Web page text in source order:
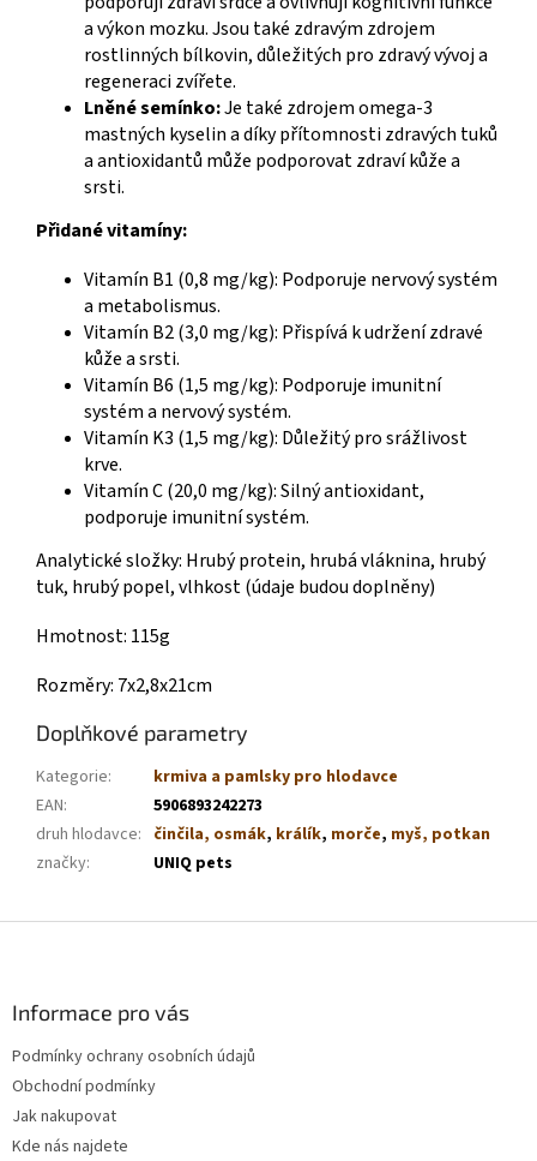
a výkon mozku. Jsou také zdravým zdrojem
rostlinných bílkovin, důležitých pro zdravý vývoj a
regeneraci zvířete.
Lněné semínko:Je také zdrojem omega-3
mastných kyselin a díky přítomnosti zdravých tuků
a antioxidantů může podporovat zdraví kůže a
srsti.
Přidané vitamíny:
Vitamín B1 (0,8 mg/kg): Podporuje nervový systém
a metabolismus.
Vitamín B2 (3,0 mg/kg): Přispívá k udržení zdravé
kůže a srsti.
Vitamín B6 (1,5 mg/kg): Podporuje imunitní
systém a nervový systém.
Vitamín K3 (1,5 mg/kg): Důležitý pro srážlivost
krve.
Vitamín C (20,0 mg/kg): Silný antioxidant,
podporuje imunitní systém.
Analytické složky: Hrubý protein, hrubá vláknina, hrubý
tuk, hrubý popel, vlhkost (údaje budou doplněny)
Hmotnost: 115g
Rozměry: 7x2,8x21cm
Doplňkové parametry
Kategorie:
krmiva a pamlsky pro hlodavce
EAN:
5906893242273
druh hlodavce: činčila, osmák, králík, morče, myš, potkan
značky: UNIQ pets
Informace pro vás
Podmínky ochrany osobních údajů
Obchodní podmínky
Jak nakupovat
Kde nás najdete